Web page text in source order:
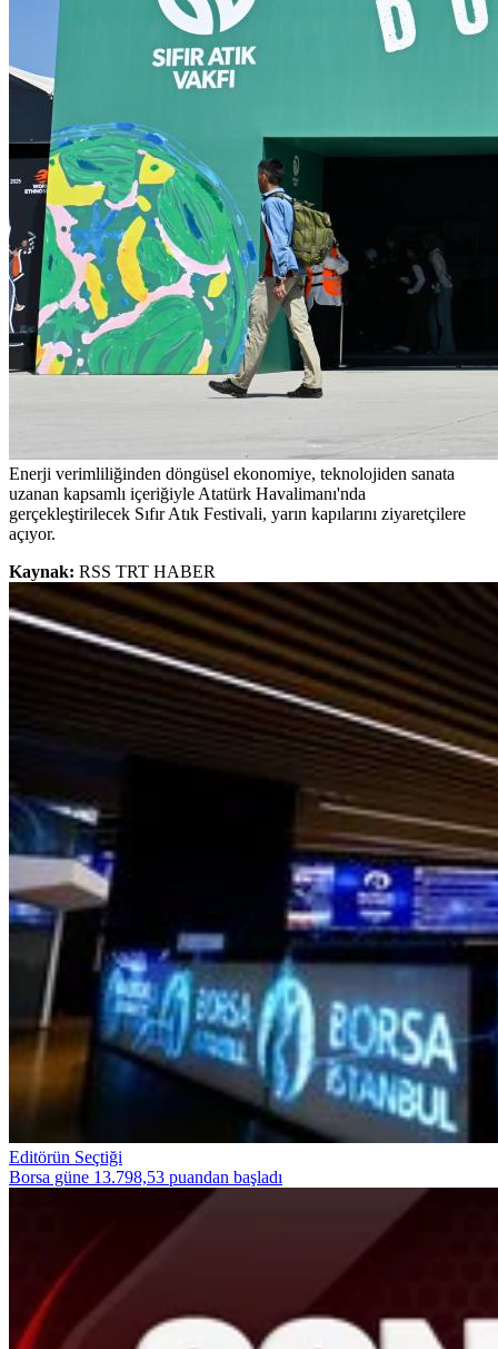
Enerji verimliliğinden döngüsel ekonomiye, teknolojiden sanata
uzanan kapsamlı içeriğiyle Atatürk Havalimanı'nda
gerçekleştirilecek Sıfır Atık Festivali, yarın kapılarını ziyaretçilere
açıyor.
Kaynak: RSS TRT HABER
Editörün Seçtiği
Borsa güne 13.798,53 puandan başladı